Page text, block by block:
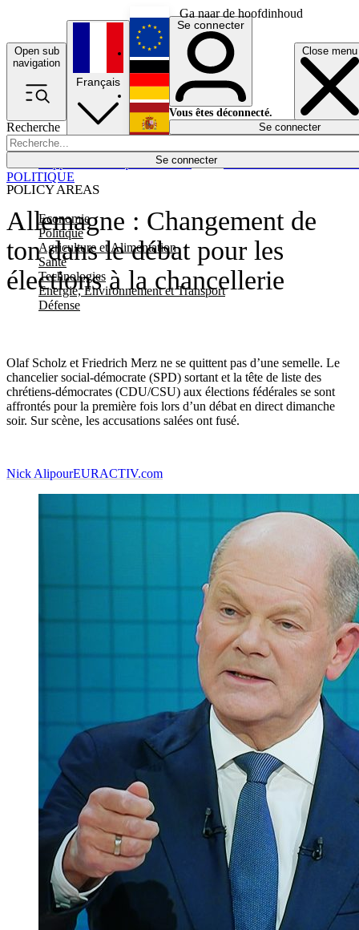
Ga naar de hoofdinhoud
Open sub
navigation
Close menu
Recherche
Se connecter
POLICY AREAS
Economie
Politique
Agriculture et Alimentation
Santé
Technologies
Energie, Environnement et Transport
Défense
Économie
Français
English
Deutsch
Español
Se connecter
Vous êtes déconnecté.
Se connecter
Allemagne : Changement de
ton dans le débat pour les
élections à la chancellerie
Olaf Scholz et Friedrich Merz ne se quittent pas d’une semelle. Le
chancelier social-démocrate (SPD) sortant et la tête de liste des
chrétiens-démocrates (CDU/CSU) aux élections fédérales se sont
affrontés pour la première fois lors d’un débat en direct dimanche
soir. Sur scène, les accusations salées ont fusé.
POLITIQUE
Nick AlipourEURACTIV.com